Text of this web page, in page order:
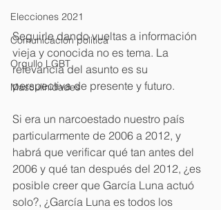
Elecciones 2021
Comunicación política
Orgullo LGBT
Masculinidades
Seguirle dando vueltas a información
vieja y conocida no es tema. La
relevancia del asunto es su
perspectiva de presente y futuro.
Si era un narcoestado nuestro país
particularmente de 2006 a 2012, y
habrá que verificar qué tan antes del
2006 y qué tan después del 2012, ¿es
posible creer que García Luna actuó
solo?, ¿García Luna es todos los